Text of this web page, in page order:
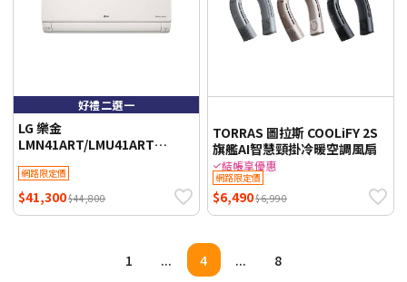
好禮二選一
LG 樂金
LMN41ART/LMU41ART
雙迴轉變頻空調-潮酷系列 霧面
米
網路限定價
$41,300$44,800
TORRAS 圖拉斯 COOLiFY 2S
旗艦AI智慧頸掛冷暖空調風扇
結帳享優惠
網路限定價
$6,490$6,990
1 ... 4 ... 8